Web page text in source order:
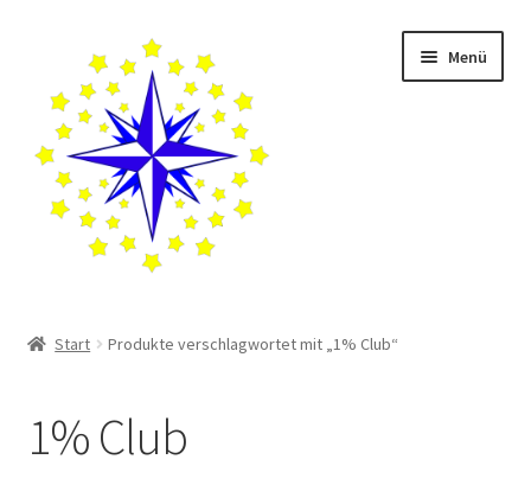
Navigation
springen
springen
Menü
Blog
Start Produkte verschlagwortet mit „1% Club“
1% Club